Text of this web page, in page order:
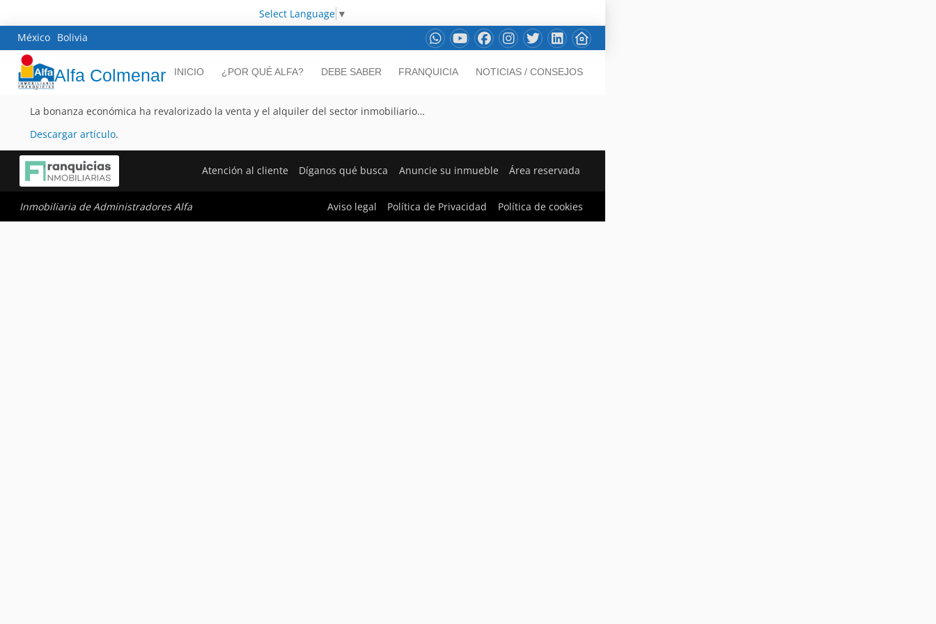
Select Language ▼
México Bolivia
Alfa Colmenar INICIO ¿POR QUÉ ALFA? DEBE SABER FRANQUICIA NOTICIAS / CONSEJOS
La bonanza económica ha revalorizado la venta y el alquiler del sector inmobiliario…
Descargar artículo.
Atención al cliente Díganos qué busca Anuncie su inmueble Área reservada
Inmobiliaria de Administradores Alfa Aviso legal Política de Privacidad Política de cookies